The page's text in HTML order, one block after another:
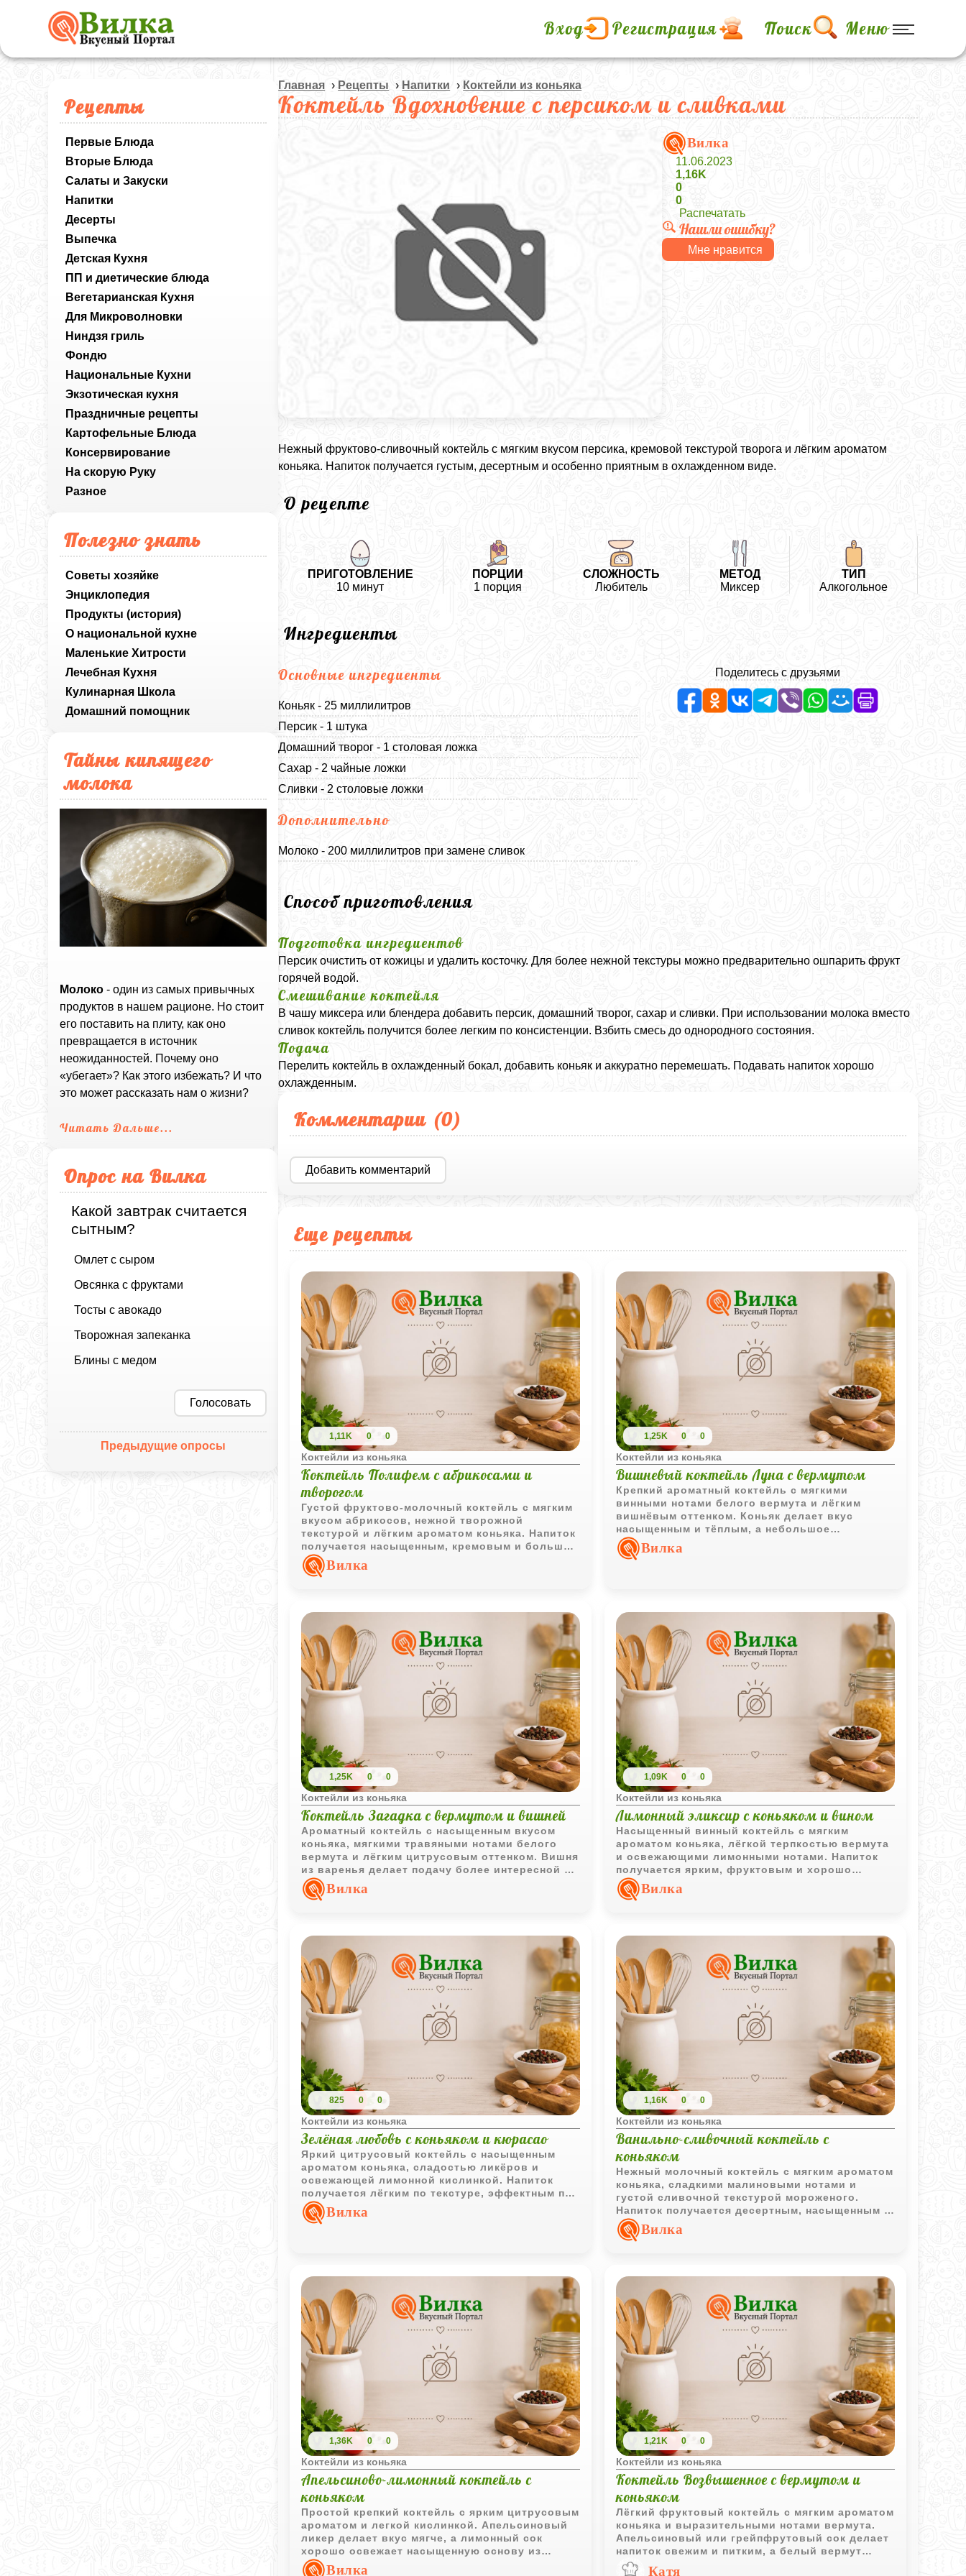
Вход Регистрация Поиск Меню
Рецепты
Первые Блюда
Вторые Блюда
Салаты и Закуски
Напитки
Десерты
Выпечка
Детская Кухня
ПП и диетические блюда
Вегетарианская Кухня
Для Микроволновки
Ниндзя гриль
Фондю
Национальные Кухни
Экзотическая кухня
Праздничные рецепты
Картофельные Блюда
Консервирование
На скорую Руку
Разное
Полезно знать
Советы хозяйке
Энциклопедия
Продукты (история)
О национальной кухне
Маленькие Хитрости
Лечебная Кухня
Кулинарная Школа
Домашний помощник
Тайны кипящего
молока
Молоко - один из самых привычных
продуктов в нашем рационе. Но стоит
его поставить на плиту, как оно
превращается в источник
неожиданностей. Почему оно
«убегает»? Как этого избежать? И что
это может рассказать нам о жизни?
Читать Дальше...
Опрос на Вилка
Какой завтрак считается
сытным?
Омлет с сыром
Овсянка с фруктами
Тосты с авокадо
Творожная запеканка
Блины с медом
Голосовать
Предыдущие опросы
Главная › Рецепты › Напитки › Коктейли из коньяка
Коктейль Вдохновение с персиком и сливками
Вилка
11.06.2023
1,16K
0
0
Распечатать
Нашли ошибку?
Мне нравится
Нежный фруктово-сливочный коктейль с мягким вкусом персика, кремовой текстурой творога и лёгким ароматом
коньяка. Напиток получается густым, десертным и особенно приятным в охлажденном виде.
О рецепте
ПРИГОТОВЛЕНИЕ
10 минут
ПОРЦИИ
1 порция
СЛОЖНОСТЬ
Любитель
МЕТОД
Миксер
ТИП
Алкогольное
Ингредиенты
Основные ингредиенты
Коньяк - 25 миллилитров
Персик - 1 штука
Домашний творог - 1 столовая ложка
Сахар - 2 чайные ложки
Сливки - 2 столовые ложки
Дополнительно
Молоко - 200 миллилитров при замене сливок
Поделитесь с друзьями
Способ приготовления
Подготовка ингредиентов
Персик очистить от кожицы и удалить косточку. Для более нежной текстуры можно предварительно ошпарить фрукт
горячей водой.
Смешивание коктейля
В чашу миксера или блендера добавить персик, домашний творог, сахар и сливки. При использовании молока вместо
сливок коктейль получится более легким по консистенции. Взбить смесь до однородного состояния.
Подача
Перелить коктейль в охлажденный бокал, добавить коньяк и аккуратно перемешать. Подавать напиток хорошо
охлажденным.
Комментарии (0)
Добавить комментарий
Еще рецепты
1,11K 0 0
Коктейли из коньяка
Коктейль Полифем с абрикосами и
творогом
Густой фруктово-молочный коктейль с мягким
вкусом абрикосов, нежной творожной
текстурой и лёгким ароматом коньяка. Напиток
получается насыщенным, кремовым и больше
напоминает десертный смузи.
Вилка
1,25K 0 0
Коктейли из коньяка
Вишневый коктейль Луна с вермутом
Крепкий ароматный коктейль с мягкими
винными нотами белого вермута и лёгким
вишнёвым оттенком. Коньяк делает вкус
насыщенным и тёплым, а небольшое
количество ликёра добавляет напитку
приятную фруктовую сладость.
Вилка
1,25K 0 0
Коктейли из коньяка
Коктейль Загадка с вермутом и вишней
Ароматный коктейль с насыщенным вкусом
коньяка, мягкими травяными нотами белого
вермута и лёгким цитрусовым оттенком. Вишня
из варенья делает подачу более интересной и
добавляет напитку деликатную фруктовую
сладость.
Вилка
1,09K 0 0
Коктейли из коньяка
Лимонный эликсир с коньяком и вином
Насыщенный винный коктейль с мягким
ароматом коньяка, лёгкой терпкостью вермута
и освежающими лимонными нотами. Напиток
получается ярким, фруктовым и хорошо
подходит для подачи в охлажденном виде.
Вилка
825 0 0
Коктейли из коньяка
Зелёная любовь с коньяком и кюрасао
Яркий цитрусовый коктейль с насыщенным
ароматом коньяка, сладостью ликёров и
освежающей лимонной кислинкой. Напиток
получается лёгким по текстуре, эффектным по
цвету и отлично подходит для вечерней
подачи.Вилка
1,16K 0 0
Коктейли из коньяка
Ванильно-сливочный коктейль с
коньяком
Нежный молочный коктейль с мягким ароматом
коньяка, сладкими малиновыми нотами и
густой сливочной текстурой мороженого.
Напиток получается десертным, насыщенным и
особенно приятным в охлажденном виде.
Вилка
1,36K 0 0
Коктейли из коньяка
Апельсиново-лимонный коктейль с
коньяком
Простой крепкий коктейль с ярким цитрусовым
ароматом и легкой кислинкой. Апельсиновый
ликер делает вкус мягче, а лимонный сок
хорошо освежает насыщенную основу из
коньяка.Вилка
1,21K 0 0
Коктейли из коньяка
Коктейль Возвышенное с вермутом и
коньяком
Лёгкий фруктовый коктейль с мягким ароматом
коньяка и выразительными нотами вермута.
Апельсиновый или грейпфрутовый сок делает
напиток свежим и питким, а белый вермут
придаёт ему более утончённый вкус и
Катя